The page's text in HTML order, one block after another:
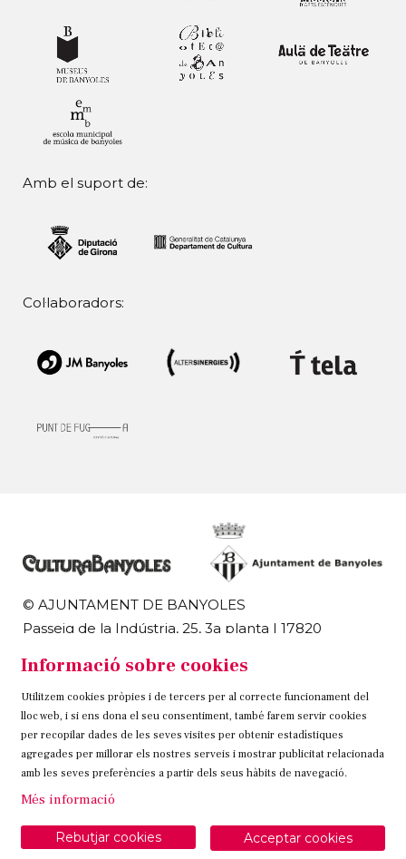
Amb el suport de:
Col·laboradors:
© AJUNTAMENT DE BANYOLES
Passeig de la Indústria, 25, 3a planta | 17820
972 58 18 48 | 972 57 00 50
Sitemap Avís Legal Ús de Cookies Contacteu
Link a instagram
Link a twitter
Link a facebook
Informació sobre cookies
Utilitzem cookies pròpies i de tercers per al correcte funcionament del
lloc web, i si ens dona el seu consentiment, també farem servir cookies
per recopilar dades de les seves visites per obtenir estadístiques
agregades per millorar els nostres serveis i mostrar publicitat relacionada
amb les seves preferències a partir dels seus hàbits de navegació.
Més informació
Acceptar cookies
Rebutjar cookies